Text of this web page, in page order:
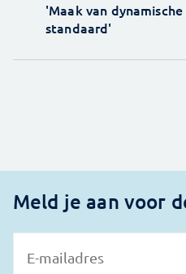
'Maak van
standaard'
Meld je aan voor